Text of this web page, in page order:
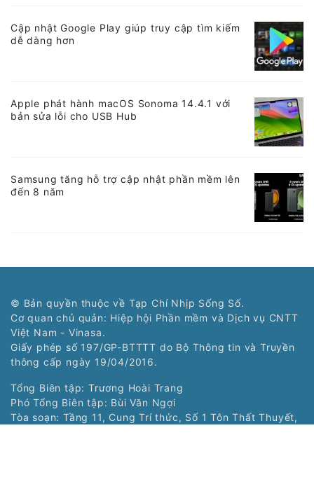
Cập nhật Google Play giúp truy cập tìm kiếm
dễ dàng hơn
Apple phát hành macOS Sonoma 14.4.1 với
bản sửa lỗi cho USB Hub
Samsung tăng hỗ trợ cập nhật phần mềm lên
đến 8 năm
© Bản quyền thuộc về Tạp Chí Nhịp Sống Số.
Cơ quan chủ quản: Hiệp hội Phần mềm và Dịch vụ CNTT
Việt Nam - Vinasa.
Giấy phép số 197/GP-BTTTT do Bộ Thông tin và Truyền
thông cấp ngày 19/04/2016.
Tổng Biên tập: Trương Hoài Trang
Phó Tổng Biên tập: Bùi Văn Ngợi
Tòa soạn: Tầng 11, Cung Trí thức, Số 1 Tôn Thất Thuyết,